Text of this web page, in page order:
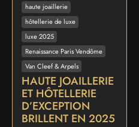
haute joaillerie
hôtellerie de luxe
luxe 2025
Renaissance Paris Vendôme
Van Cleef & Arpels
HAUTE JOAILLERIE
ET HÔTELLERIE
D’EXCEPTION
BRILLENT EN 2025